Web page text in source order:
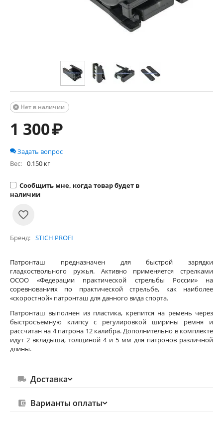
Нет в наличии

1 300₽
Задать вопрос
Вес: 0.150 кг
Сообщить мне, когда товар будет в
наличии
Бренд STICH PROFI
Патронташ предназначен для быстрой зарядки
гладкоствольного ружья. Активно применяется стрелками
ОСОО «Федерации практической стрельбы России» на
соревнованиях по практической стрельбе, как наиболее
«скоростной» патронташ для данного вида спорта.
Патронташ выполнен из пластика, крепится на ремень через
быстросъемную клипсу с регулировкой ширины ремня и
рассчитан на 4 патрона 12 калибра. Дополнительно в комплекте
идут 2 вкладыша, толщиной 4 и 5 мм для патронов различной
длины.
Доставка
Варианты оплаты